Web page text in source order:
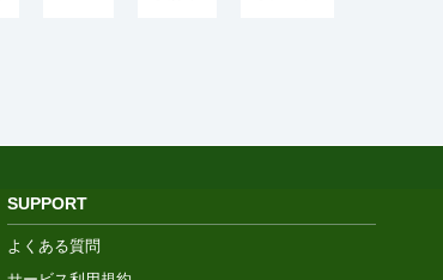
SUPPORT
よくある質問